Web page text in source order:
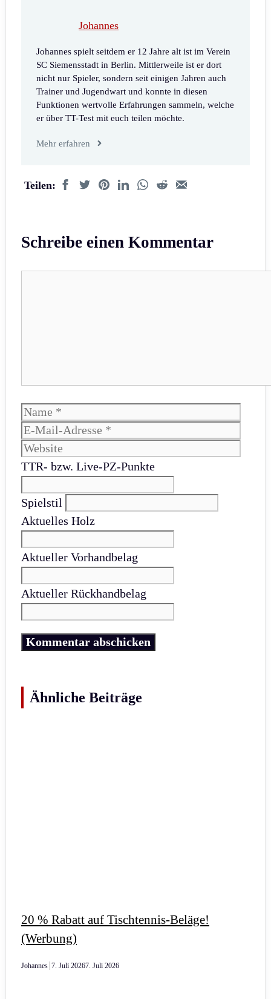
Johannes
Johannes spielt seitdem er 12 Jahre alt ist im Verein
SC Siemensstadt in Berlin. Mittlerweile ist er dort
nicht nur Spieler, sondern seit einigen Jahren auch
Trainer und Jugendwart und konnte in diesen
Funktionen wertvolle Erfahrungen sammeln, welche
er über TT-Test mit euch teilen möchte.
Mehr erfahren
Teilen:
Schreibe einen Kommentar
Name
TTR- bzw. Live-PZ-Punkte
Spielstil
Aktuelles Holz
Aktueller Vorhandbelag
Aktueller Rückhandbelag
Ähnliche Beiträge
20 % Rabatt auf Tischtennis-Beläge!
(Werbung)
Johannes 7. Juli 20267. Juli 2026